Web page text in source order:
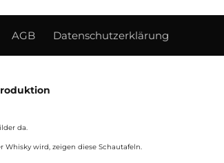
AGB Datenschutzerklärung
da.
wird, zeigen diese Schautafeln.